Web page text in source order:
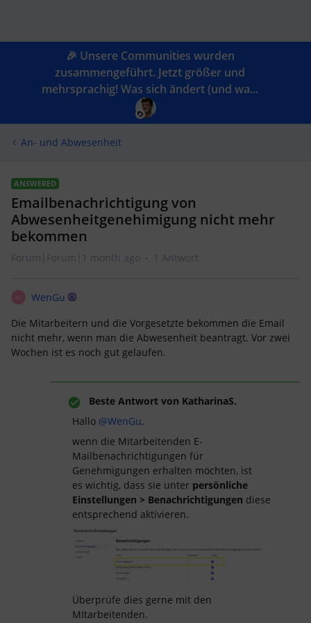
🎉 Unsere Communities wurden
zusammengeführt. Jetzt größer und
mehrsprachig! Was sich ändert (und wa...
An- und Abwesenheit
ANSWERED
Emailbenachrichtigung von
Abwesenheitgenehimigung nicht mehr
bekommen
Forum|Forum|1 month ago 1 Antwort
W
WenGu
Die Mitarbeitern und die Vorgesetzte bekommen die Email
nicht mehr, wenn man die Abwesenheit beantragt. Vor zwei
Wochen ist es noch gut gelaufen.
Beste Antwort von KatharinaS.
Hallo ​ @WenGu,
wenn die Mitarbeitenden E-
Mailbenachrichtigungen für
Genehmigungen erhalten möchten, ist
es wichtig, dass sie unter persönliche
Einstellungen > Benachrichtigungen diese
entsprechend aktivieren.
Überprüfe dies gerne mit den
MItarbeitenden.